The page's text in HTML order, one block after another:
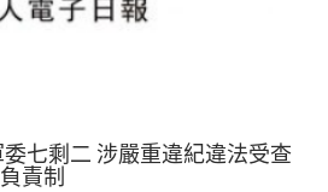
七剩二 涉嚴重違紀違法受查
責制